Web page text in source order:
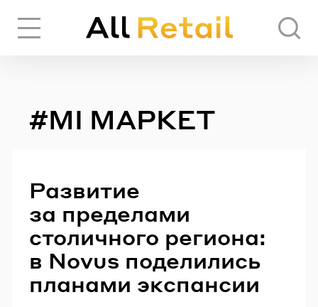
#МІ МАРКЕТ
Развитие
за пределами
столичного региона:
в Novus поделились
планами экспансии
ЧЕРЕЗ СОЦИАЛЬНЫЕ СЕТИ
GOOGLE
ИЛИ